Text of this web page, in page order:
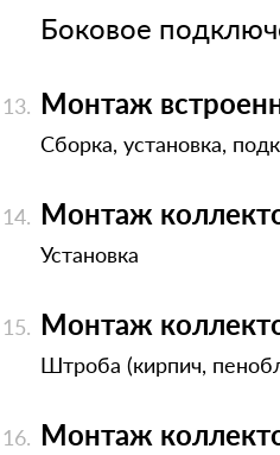
Боковое
Монтаж
Сборка, установка,
Монтаж
Установка
Монтаж
Штроба (кирпич,
Монтаж